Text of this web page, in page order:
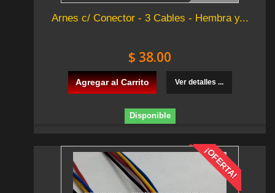
Arnes c/ Conector - 3 Cables - Hembra y...
$ 38.00
Agregar al Carrito Ver detalles ...
Disponible
¡OFERTA!